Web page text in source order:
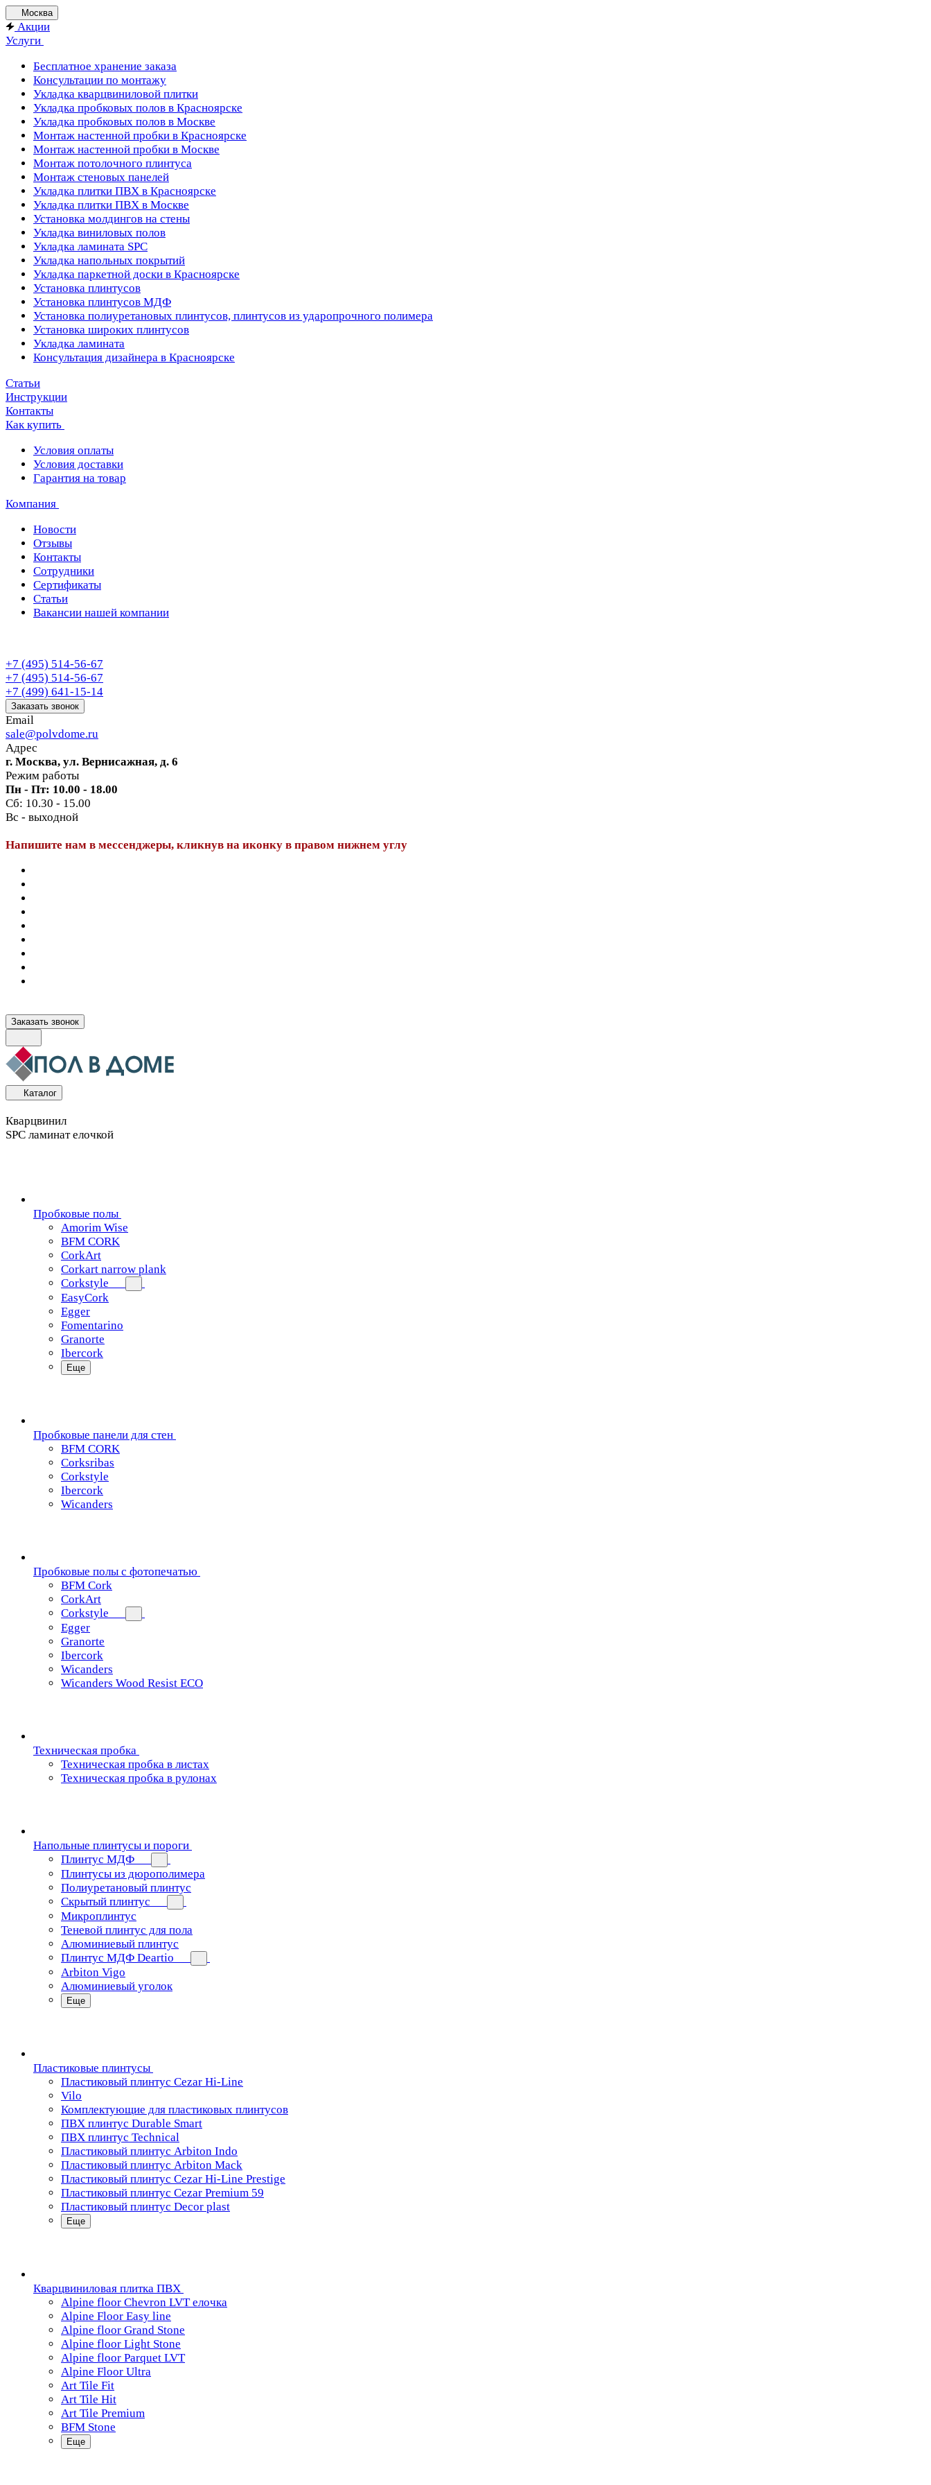
Москва
Акции
Услуги
Бесплатное хранение заказа
Консультации по монтажу
Укладка кварцвиниловой плитки
Укладка пробковых полов в Красноярске
Укладка пробковых полов в Москве
Монтаж настенной пробки в Красноярске
Монтаж настенной пробки в Москве
Монтаж потолочного плинтуса
Монтаж стеновых панелей
Укладка плитки ПВХ в Красноярске
Укладка плитки ПВХ в Москве
Установка молдингов на стены
Укладка виниловых полов
Укладка ламината SPC
Укладка напольных покрытий
Укладка паркетной доски в Красноярске
Установка плинтусов
Установка плинтусов МДФ
Установка полиуретановых плинтусов, плинтусов из ударопрочного полимера
Установка широких плинтусов
Укладка ламината
Консультация дизайнера в Красноярске
Статьи
Инструкции
Контакты
Как купить
Условия оплаты
Условия доставки
Гарантия на товар
Компания
Новости
Отзывы
Контакты
Сотрудники
Сертификаты
Статьи
Вакансии нашей компании
+7 (495) 514-56-67
+7 (495) 514-56-67
+7 (499) 641-15-14
Заказать звонок
Email
sale@polvdome.ru
Адрес
г. Москва, ул. Вернисажная, д. 6
Режим работы
Пн - Пт: 10.00 - 18.00
Сб: 10.30 - 15.00
Вс - выходной
Напишите нам в мессенджеры, кликнув на иконку в правом нижнем углу
Заказать звонок
Каталог
Кварцвинил
SPC ламинат елочкой
Пробковые полы
Amorim Wise
BFM CORK
CorkArt
Corkart narrow plank
Corkstyle
EasyCork
Egger
Fomentarino
Granorte
Ibercork
Еще
Пробковые панели для стен
BFM CORK
Corksribas
Corkstyle
Ibercork
Wicanders
Пробковые полы с фотопечатью
BFM Cork
CorkArt
Corkstyle
Egger
Granorte
Ibercork
Wicanders
Wicanders Wood Resist ECO
Техническая пробка
Техническая пробка в листах
Техническая пробка в рулонах
Напольные плинтусы и пороги
Плинтус МДФ
Плинтусы из дюрополимера
Полиуретановый плинтус
Скрытый плинтус
Микроплинтус
Теневой плинтус для пола
Алюминиевый плинтус
Плинтус МДФ Deartio
Arbiton Vigo
Алюминиевый уголок
Еще
Пластиковые плинтусы
Пластиковый плинтус Cezar Hi-Line
Vilo
Комплектующие для пластиковых плинтусов
ПВХ плинтус Durable Smart
ПВХ плинтус Technical
Пластиковый плинтус Arbiton Indo
Пластиковый плинтус Arbiton Mack
Пластиковый плинтус Cezar Hi-Line Prestige
Пластиковый плинтус Cezar Premium 59
Пластиковый плинтус Decor plast
Еще
Кварцвиниловая плитка ПВХ
Alpine floor Chevron LVT елочка
Alpine Floor Easy line
Alpine floor Grand Stone
Alpine floor Light Stone
Alpine floor Parquet LVT
Alpine Floor Ultra
Art Tile Fit
Art Tile Hit
Art Tile Premium
BFM Stone
Еще